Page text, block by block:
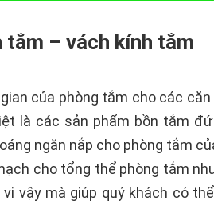
tắm – vách kính tắm
của phòng tắm cho các căn
là các sản phẩm bồn tắm
ngăn nắp cho phòng tắm
cho tổng thể phòng tắm
vậy mà giúp quý khách có